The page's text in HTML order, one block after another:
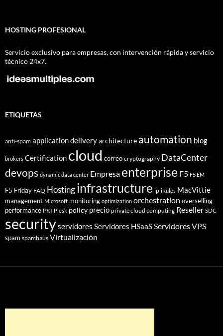
HOSTING PROFESIONAL
Servicio exclusivo para empresas, con intervención rápida y servicio
técnico 24x7.
ETIQUETAS
anti-spam application deliveryarchitecture automation blog
brokers Certification cloud correo cryptography DataCenter
devops dynamic data center Empresa enterprise F5 F5 EM
F5 Friday FAQ Hostinginfrastructure ip iRules MacVittie
management Microsoft monitoring optimization orchestration overselling
performance PKI Plesk policy precio private cloud computing Reseller SDC
securityservidores Servidores HSaaSServidores VPS
spam spamhaus Virtualización